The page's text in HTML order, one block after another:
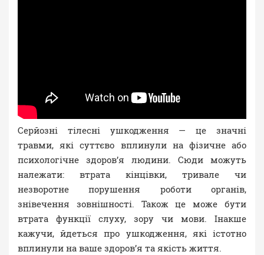
Серйозні тілесні ушкодження — це значні
травми, які суттєво вплинули на фізичне або
психологічне здоров’я людини. Сюди можуть
належати: втрата кінцівки, тривале чи
незворотне порушення роботи органів,
знівечення зовнішності. Також це може бути
втрата функції слуху, зору чи мови. Інакше
кажучи, йдеться про ушкодження, які істотно
вплинули на ваше здоров’я та якість життя.